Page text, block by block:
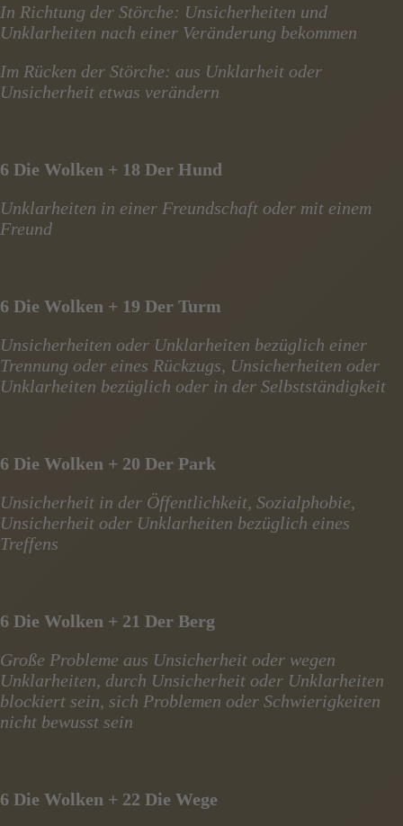
In Richtung der Störche: Unsicherheiten und
Unklarheiten nach einer Veränderung bekommen
Im Rücken der Störche: aus Unklarheit oder
Unsicherheit etwas verändern
6 Die Wolken + 18 Der Hund
Unklarheiten in einer Freundschaft oder mit einem
Freund
6 Die Wolken + 19 Der Turm
Unsicherheiten oder Unklarheiten bezüglich einer
Trennung oder eines Rückzugs, Unsicherheiten oder
Unklarheiten bezüglich oder in der Selbstständigkeit
6 Die Wolken + 20 Der Park
Unsicherheit in der Öffentlichkeit, Sozialphobie,
Unsicherheit oder Unklarheiten bezüglich eines
Treffens
6 Die Wolken + 21 Der Berg
Große Probleme aus Unsicherheit oder wegen
Unklarheiten, durch Unsicherheit oder Unklarheiten
blockiert sein, sich Problemen oder Schwierigkeiten
nicht bewusst sein
6 Die Wolken + 22 Die Wege